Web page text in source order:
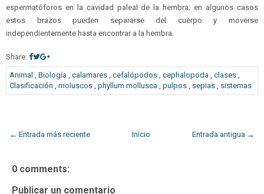
espermatóforos en la cavidad paleal de la hembra; en algunos casos
estos brazos pueden separarse del cuerpo y moverse
independientemente hasta encontrar a la hembra.
Share:
Animal Biología calamares cefalópodos cephalopoda clases
Clasificación
moluscos phyllum mollusca pulpos sepias sistemas
← Entrada más reciente Entrada antigua →
Inicio
0 comments:
Publicar un comentario